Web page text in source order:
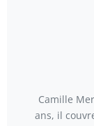
Camille
ans, il